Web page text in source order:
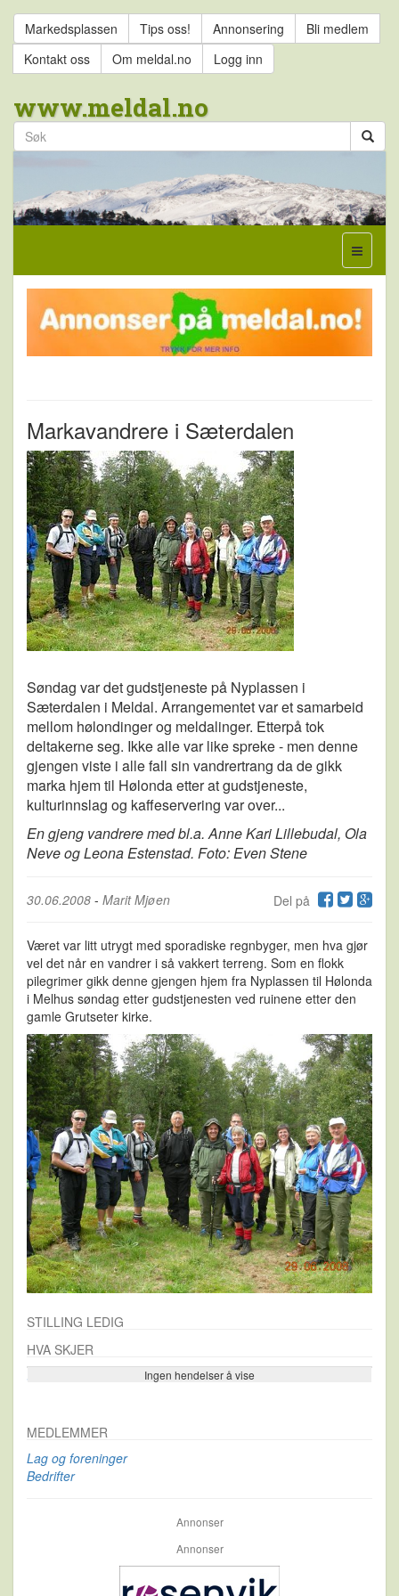
Markedsplassen Tips oss! Annonsering
Bli medlem
Kontakt oss
Om meldal.no Logg inn
www.meldal.no
Markavandrere i Sæterdalen
Søndag var det gudstjeneste på Nyplassen i
Sæterdalen i Meldal. Arrangementet var et samarbeid
mellom hølondinger og meldalinger. Etterpå tok
deltakerne seg. Ikke alle var like spreke - men denne
gjengen viste i alle fall sin vandrertrang da de gikk
marka hjem til Hølonda etter at gudstjeneste,
kulturinnslag og kaffeservering var over...
En gjeng vandrere med bl.a. Anne Kari Lillebudal, Ola
Neve og Leona Estenstad. Foto: Even Stene
Del på
30.06.2008 - Marit Mjøen
Været var litt utrygt med sporadiske regnbyger, men hva gjør
vel det når en vandrer i så vakkert terreng. Som en flokk
pilegrimer gikk denne gjengen hjem fra Nyplassen til Hølonda
i Melhus søndag etter gudstjenesten ved ruinene etter den
gamle Grutseter kirke.
STILLING LEDIG
HVA SKJER
Ingen hendelser å vise
Se flere…
MEDLEMMER
Lag og foreninger
Bedrifter
Annonser
Annonser